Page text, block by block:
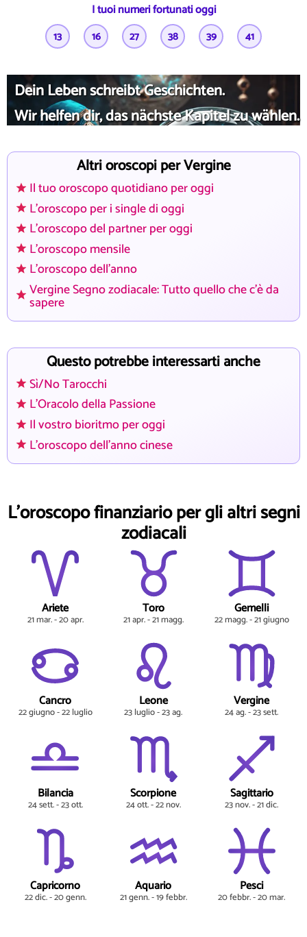
I tuoi numeri fortunati oggi
13 16 27 38 39 41
Dein Leben schreibt Geschichten.
Wir helfen dir, das nächste Kapitel zu wählen.
Altri oroscopi per Vergine
Il tuo oroscopo quotidiano per oggi
L'oroscopo per i single di oggi
L'oroscopo del partner per oggi
L'oroscopo mensile
L'oroscopo dell'anno
Vergine Segno zodiacale: Tutto quello che c'è da
sapere
Questo potrebbe interessarti anche
Sì/No Tarocchi
L'Oracolo della Passione
Il vostro bioritmo per oggi
L'oroscopo dell'anno cinese
L'oroscopo finanziario per gli altri segni
zodiacali
Ariete
21 mar. - 20 apr.
Toro
21 apr. - 21 magg.
Gemelli
22 magg. - 21 giugno
Cancro
22 giugno - 22 luglio
Leone
23 luglio - 23 ag.
Vergine
24 ag. - 23 sett.
Bilancia
24 sett. - 23 ott.
Scorpione
24 ott. - 22 nov.
Sagittario
23 nov. - 21 dic.
Capricorno
22 dic. - 20 genn.
Aquario
21 genn. - 19 febbr.
Pesci
20 febbr. - 20 mar.